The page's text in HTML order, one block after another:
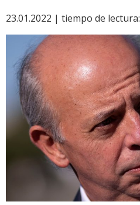
23.01.2022 | tiempo de lectura: